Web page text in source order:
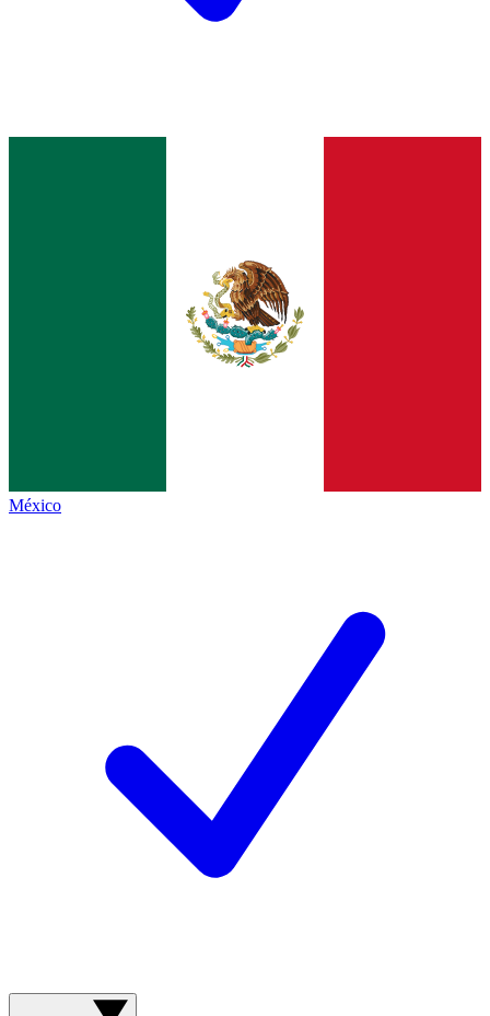
México